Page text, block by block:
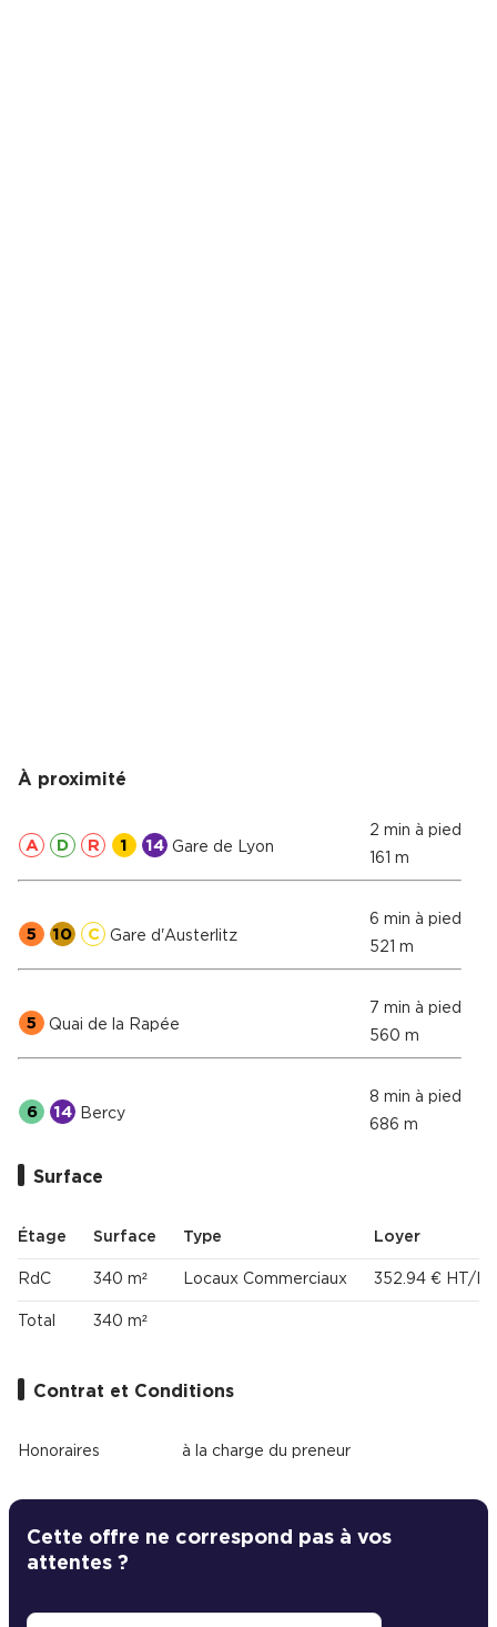
À proximité
A D R 1 14Gare de Lyon
2 min à pied
161 m
5 10 C Gare d'Austerlitz
6 min à pied
521 m
5 Quai de la Rapée
7 min à pied
560 m
6 14Bercy
8 min à pied
686 m
Surface
Étage Surface Type Loyer
RdC 340 m² Locaux Commerciaux 352.94 € HT/
Total 340 m²
Contrat et Conditions
Honoraires à la charge du preneur
Cette offre ne correspond pas à vos
attentes ?